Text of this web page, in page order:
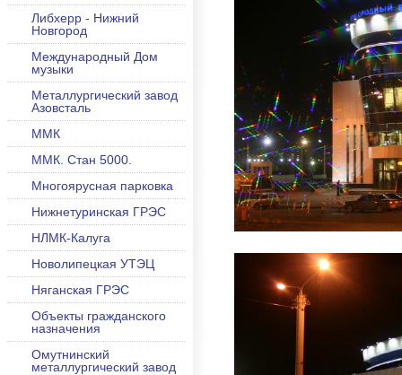
Либхерр - Нижний
Новгород
Международный Дом
музыки
Металлургический завод
Азовсталь
ММК
ММК. Стан 5000.
Многоярусная парковка
Нижнетуринская ГРЭС
НЛМК-Калуга
Новолипецкая УТЭЦ
Няганская ГРЭС
Объекты гражданского
назначения
Омутнинский
металлургический завод